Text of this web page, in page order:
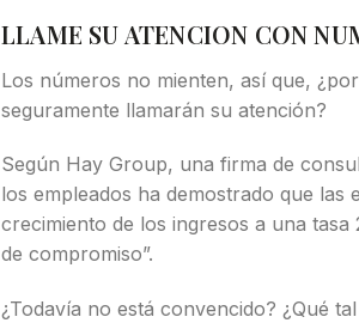
LLAME SU ATENCION CON
Los números no mienten, así que,
seguramente llamarán su atención?
Según Hay Group, una firma de
los empleados ha demostrado que
crecimiento de los ingresos a una
de compromiso”.
¿Todavía no está convencido? ¿Qué